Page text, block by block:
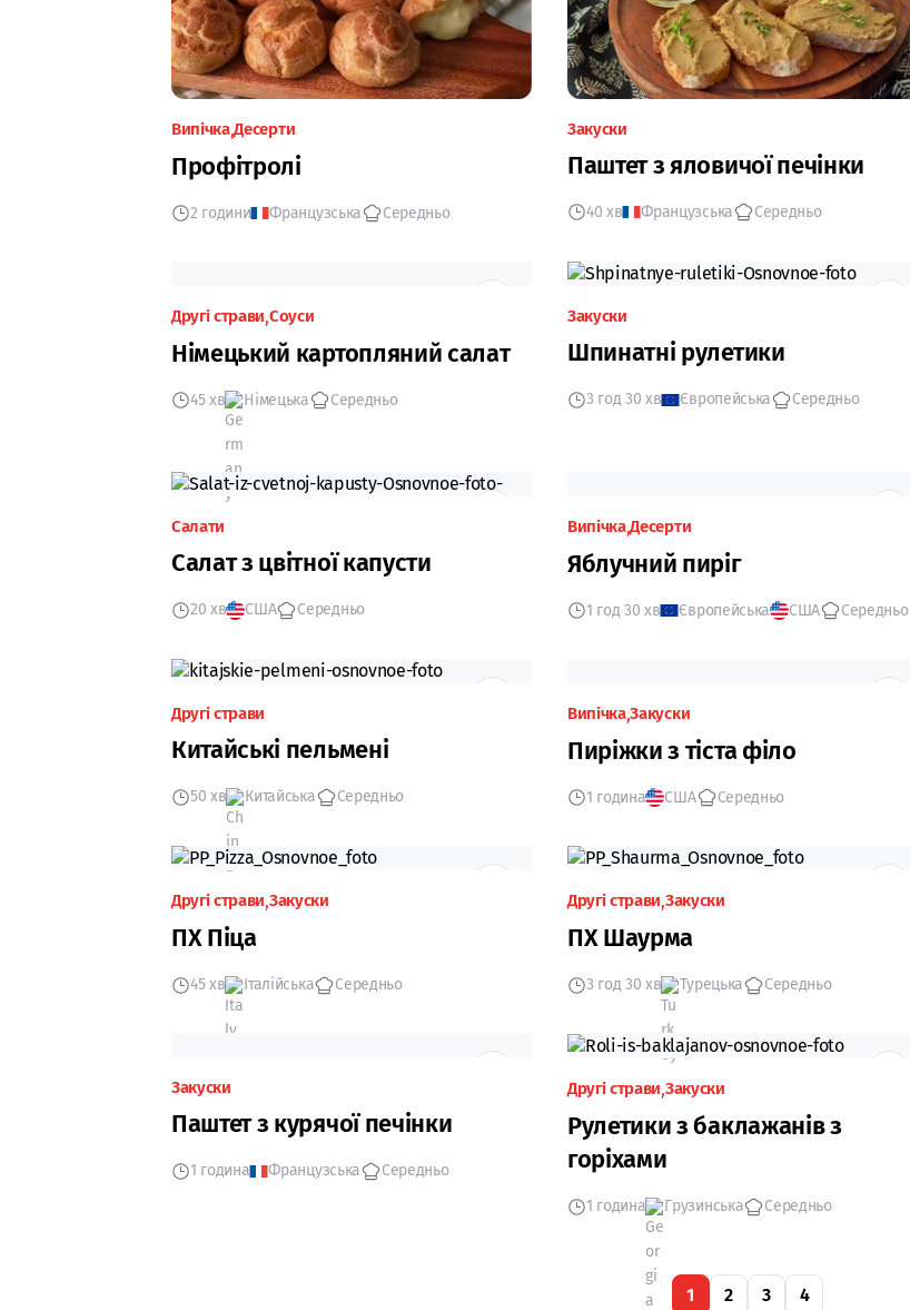
Випічка Десерти
Профітролі
2 години Французська Середньо
Закуски
Паштет з яловичої печінки
40 хв Французська Середньо
Другі страви Соуси
Німецький картопляний салат
45 хв Німецька Середньо
Закуски
Шпинатні рулетики
3 год 30 хв Європейська Середньо
Салати
Салат з цвітної капусти
20 хв США Середньо
Випічка Десерти
Яблучний пиріг
1 год 30 хв Європейська США Середньо
Другі страви
Китайські пельмені
50 хв Китайська Середньо
Випічка Закуски
Пиріжки з тіста філо
1 година США Середньо
Другі страви Закуски
ПХ Піца
45 хв Італійська Середньо
Другі страви Закуски
ПХ Шаурма
3 год 30 хв Турецька Середньо
Закуски
Паштет з курячої печінки
1 година Французська Середньо
Другі страви Закуски
Рулетики з баклажанів з
горіхами
1 година Грузинська Середньо
1 2 3 4